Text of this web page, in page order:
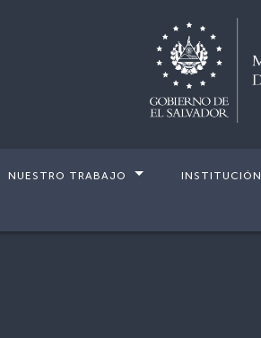
NUESTRO TRABAJO INSTITUCIÓN